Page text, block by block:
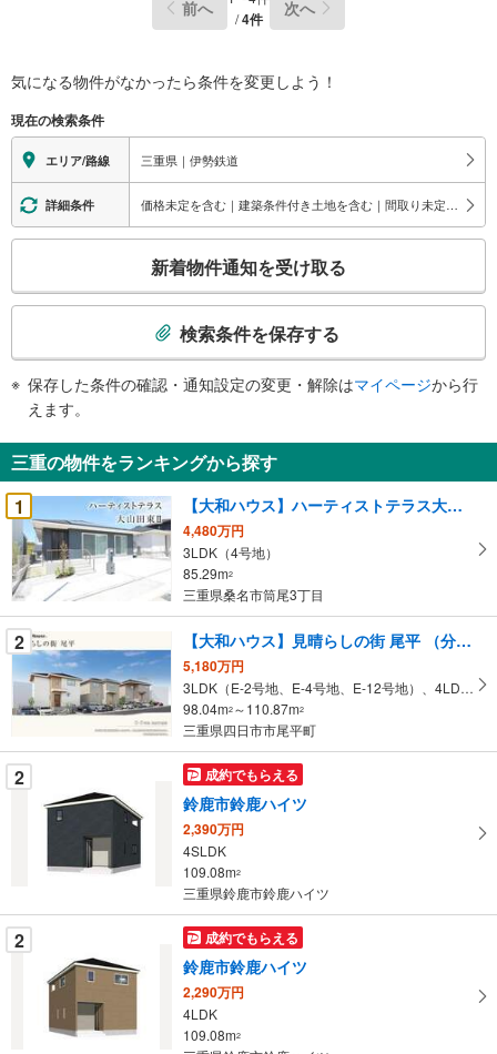
前へ
/4件 次へ
気になる物件がなかったら条件を変更しよう！
現在の検索条件
エリア/路線 三重県｜伊勢鉄道
詳細条件 価格未定を含む｜建築条件付き土地を含む｜間取り未定を含む｜即入居可能
検
知
を
受
け
取
る
・
条
件
を
マ
イ
ー
ジ
る
新着物件通知を受け取る
検索条件を保存する
保存した条件の確認・通知設定の変更・解除はマイページから行
えます。
三重の物件をランキングから探す
1
【大和ハウス】ハーティストテラス大山田東II （分譲住宅）
4,480万円
3LDK（4号地）
85.29m2
三重県桑名市筒尾3丁目
2 【大和ハウス】見晴らしの街 尾平 （分譲住宅）
5,180万円
3LDK（E-2号地、E-4号地、E-12号地）、4LDK（E-3号地、E-13号地）
98.04m2 ～110.87m2
三重県四日市市尾平町
2 成約でもらえる
鈴鹿市鈴鹿ハイツ
2,390万円
4SLDK
109.08m2
三重県鈴鹿市鈴鹿ハイツ
2 成約でもらえる
鈴鹿市鈴鹿ハイツ
2,290万円
4LDK
109.08m2